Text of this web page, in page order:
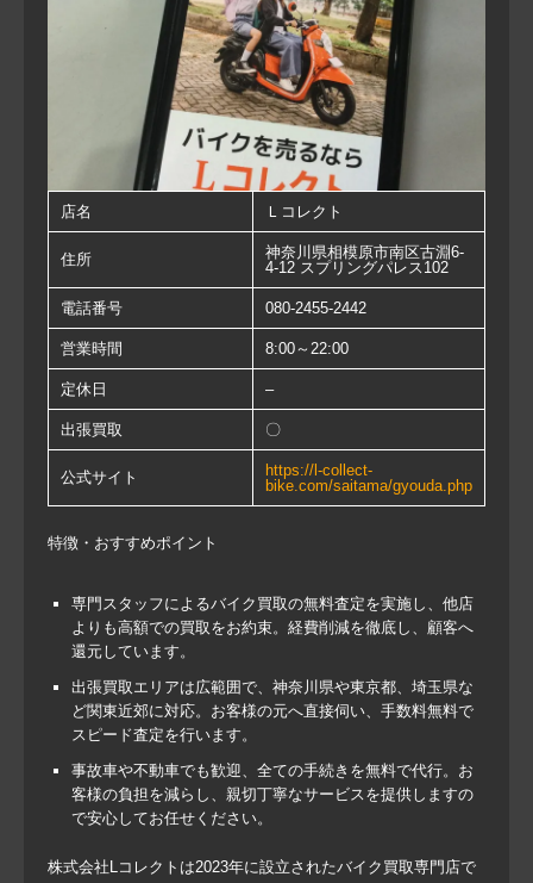
店名 Ｌコレクト
住所
神奈川県相模原市南区古淵6-
4-12 スプリングパレス102
電話番号 080-2455-2442
営業時間 8:00～22:00
定休日 –
出張買取 〇
公式サイト
https://l-collect-
bike.com/saitama/gyouda.php
特徴・おすすめポイント
専門スタッフによるバイク買取の無料査定を実施し、他店
よりも高額での買取をお約束。経費削減を徹底し、顧客へ
還元しています。
出張買取エリアは広範囲で、神奈川県や東京都、埼玉県な
ど関東近郊に対応。お客様の元へ直接伺い、手数料無料で
スピード査定を行います。
事故車や不動車でも歓迎、全ての手続きを無料で代行。お
客様の負担を減らし、親切丁寧なサービスを提供しますの
で安心してお任せください。
株式会社Lコレクトは2023年に設立されたバイク買取専門店で